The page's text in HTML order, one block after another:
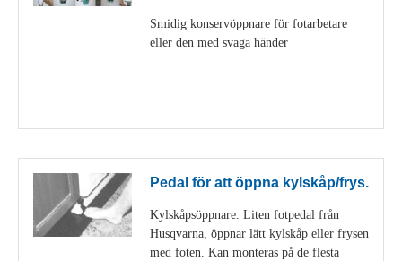
Smidig konservöppnare för fotarbetare
eller den med svaga händer
Pedal för att öppna kylskåp/frys.
Kylskåpsöppnare. Liten fotpedal från
Husqvarna, öppnar lätt kylskåp eller frysen
med foten. Kan monteras på de flesta